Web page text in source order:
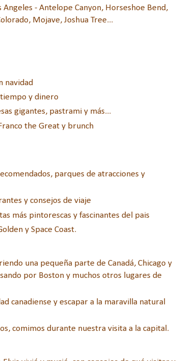
Angeles - Antelope Canyon, Horseshoe Bend,
Mojave, Joshua Tree...
navidad
y dinero
gigantes, pastrami y más...
the Great y brunch
parques de atracciones y
y consejos de viaje
más pintorescas y fascinantes del pais
y Space Coast.
una pequeña parte de Canadá, Chicago y
por Boston y muchos otros lugares de
canadiense y escapar a la maravilla natural
comimos durante nuestra visita a la capital.